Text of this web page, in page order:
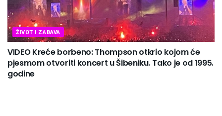
ŽIVOT I ZABAVA
VIDEO Kreće borbeno: Thompson otkrio kojom će
pjesmom otvoriti koncert u Šibeniku. Tako je od 1995.
godine